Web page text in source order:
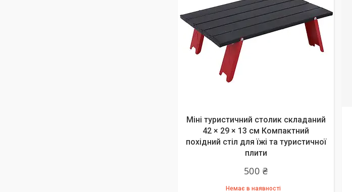
Міні туристичний столик складаний
42 × 29 × 13 см Компактний
похідний стіл для їжі та туристичної
плити
500 ₴
Немає в наявності